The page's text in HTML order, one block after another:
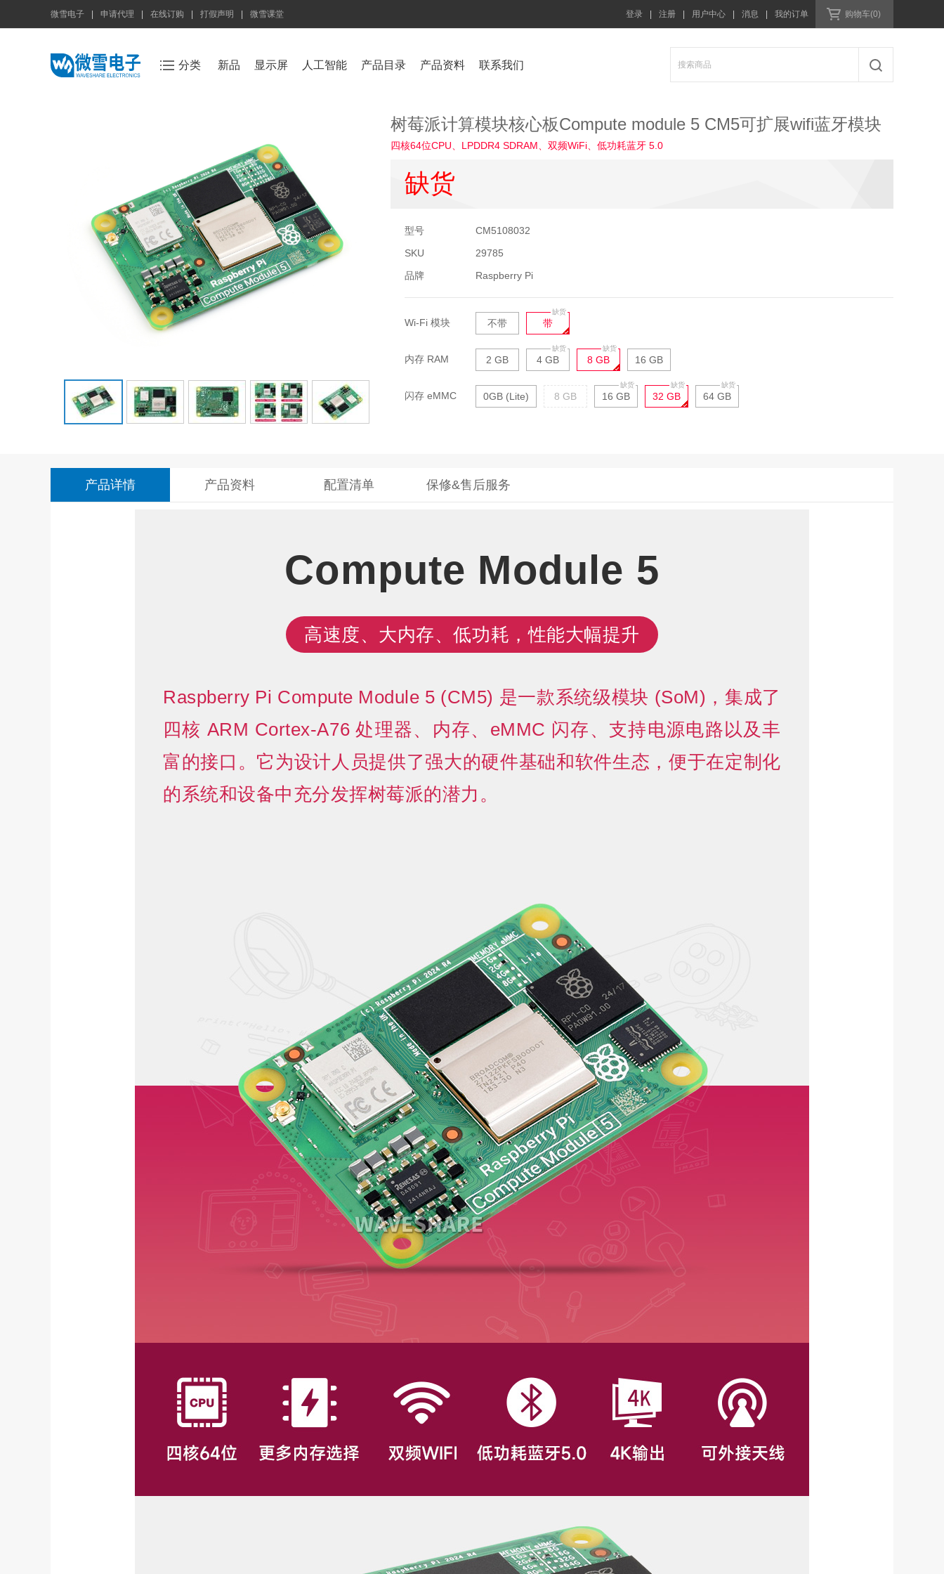
微雪电子 申请代理 在线订购 打假声明 微雪课堂 登录 注册 用户中心 消息 我的订单 购物车(0)
分类 新品 显示屏 人工智能 产品目录 产品资料 联系我们
树莓派计算模块核心板Compute module 5 CM5可扩展wifi蓝牙模块
四核64位CPU、LPDDR4 SDRAM、双频WiFi、低功耗蓝牙 5.0
缺货
型号
CM5108032
SKU
29785
品牌
Raspberry Pi
Wi-Fi 模块 不带 带
内存 RAM 2 GB 4 GB 8 GB 16 GB
闪存 eMMC 0GB (Lite) 8 GB 16 GB 32 GB 64 GB
产品详情 产品资料 配置清单 保修&售后服务
Compute Module 5
高速度、大内存、低功耗，性能大幅提升
Raspberry Pi Compute Module 5 (CM5) 是一款系统级模块 (SoM)，集成了
四核 ARM Cortex-A76 处理器、内存、eMMC 闪存、支持电源电路以及丰
富的接口。它为设计人员提供了强大的硬件基础和软件生态，便于在定制化
的系统和设备中充分发挥树莓派的潜力。